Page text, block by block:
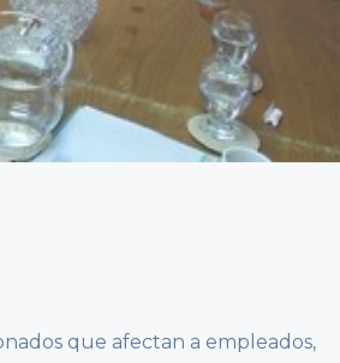
que afectan a empleados,